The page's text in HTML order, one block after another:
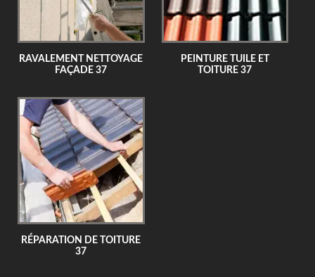
RAVALEMENT NETTOYAGE
FAÇADE 37
PEINTURE TUILE ET
TOITURE 37
RÉPARATION DE TOITURE
37